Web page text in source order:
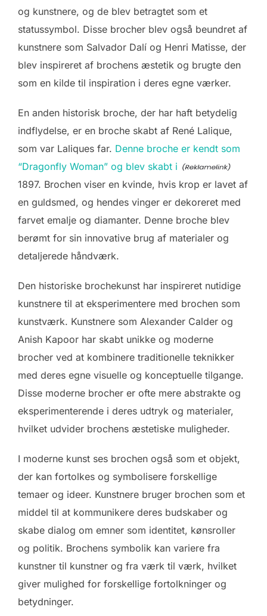
og kunstnere, og de blev betragtet som et
statussymbol. Disse brocher blev også beundret af
kunstnere som Salvador Dalí og Henri Matisse, der
blev inspireret af brochens æstetik og brugte den
som en kilde til inspiration i deres egne værker.
En anden historisk broche, der har haft betydelig
indflydelse, er en broche skabt af René Lalique,
som var Laliques far. Denne broche er kendt som
“Dragonfly Woman” og blev skabt i
1897. Brochen viser en kvinde, hvis krop er lavet af
en guldsmed, og hendes vinger er dekoreret med
farvet emalje og diamanter. Denne broche blev
berømt for sin innovative brug af materialer og
detaljerede håndværk.
Den historiske brochekunst har inspireret nutidige
kunstnere til at eksperimentere med brochen som
kunstværk. Kunstnere som Alexander Calder og
Anish Kapoor har skabt unikke og moderne
brocher ved at kombinere traditionelle teknikker
med deres egne visuelle og konceptuelle tilgange.
Disse moderne brocher er ofte mere abstrakte og
eksperimenterende i deres udtryk og materialer,
hvilket udvider brochens æstetiske muligheder.
I moderne kunst ses brochen også som et objekt,
der kan fortolkes og symbolisere forskellige
temaer og ideer. Kunstnere bruger brochen som et
middel til at kommunikere deres budskaber og
skabe dialog om emner som identitet, kønsroller
og politik. Brochens symbolik kan variere fra
kunstner til kunstner og fra værk til værk, hvilket
giver mulighed for forskellige fortolkninger og
betydninger.